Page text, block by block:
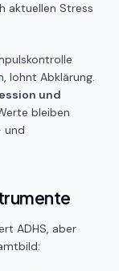
aktuellen Stress
lohnt Abklärung.
und
bleiben
und
ADHS, aber